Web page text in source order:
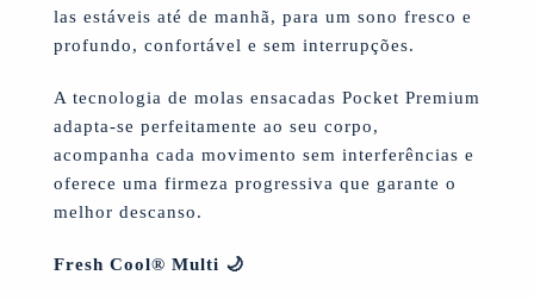
las estáveis até de manhã, para um sono fresco e
profundo, confortável e sem interrupções.
A tecnologia de molas ensacadas Pocket Premium
adapta-se perfeitamente ao seu corpo,
acompanha cada movimento sem interferências e
oferece uma firmeza progressiva que garante o
melhor descanso.
Fresh Cool® Multi 🌙